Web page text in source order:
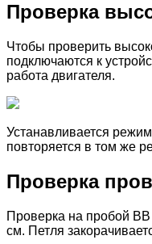
Проверка
Чтобы проверить
подключаются к
работа двигателя.
Устанавливается
повторяется в том же
Проверка
Проверка на пробой ВВ
см. Петля